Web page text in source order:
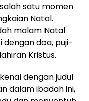
satu momen
Natal.
malam Natal
dengan doa, puji-
Kristus.
dengan judul
dalam ibadah ini,